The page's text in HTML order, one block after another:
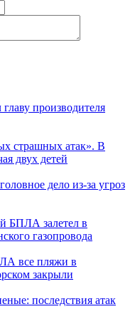
главу производителя
страшных атак». В
двух детей
дело из-за угроз
БПЛА залетел в
газопровода
все пляжи в
закрыли
последствия атак